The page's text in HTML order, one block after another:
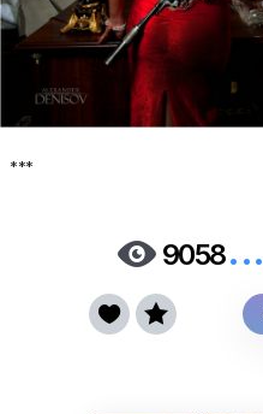
***
 9058...
 